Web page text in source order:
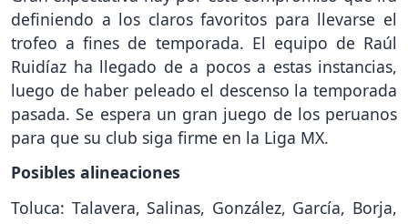
definiendo a los claros favoritos para llevarse el
trofeo a fines de temporada. El equipo de Raúl
Ruidíaz ha llegado de a pocos a estas instancias,
luego de haber peleado el descenso la temporada
pasada. Se espera un gran juego de los peruanos
para que su club siga firme en la Liga MX.
Posibles alineaciones
Toluca: Talavera, Salinas, González, García, Borja,